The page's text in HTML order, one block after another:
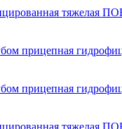
тяжелая
прицепная
прицепная
тяжелая